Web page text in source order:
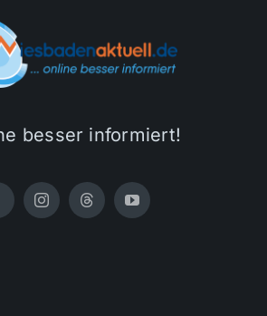
besser informiert!